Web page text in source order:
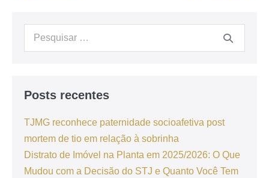
Posts recentes
TJMG reconhece paternidade socioafetiva post
mortem de tio em relação à sobrinha
Distrato de Imóvel na Planta em 2025/2026: O Que
Mudou com a Decisão do STJ e Quanto Você Tem